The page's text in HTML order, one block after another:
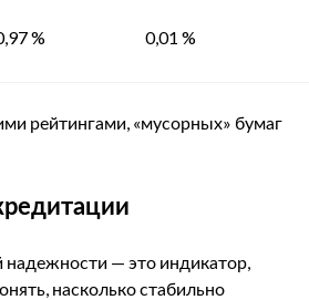
% 0,01 %
рейтингами, «мусорных» бумаг
надежности — это индикатор,
насколько стабильно